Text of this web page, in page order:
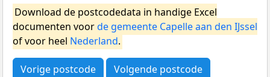
Download de postcodedata in handige Excel
documenten voorde gemeente Capelle aan den IJssel
of voor heel Nederland.
Vorige postcode Volgende postcode